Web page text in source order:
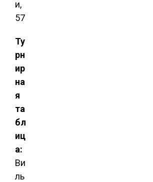
и,
57
Ту
рн
ир
на
я
та
бл
иц
а:
Ви
ль